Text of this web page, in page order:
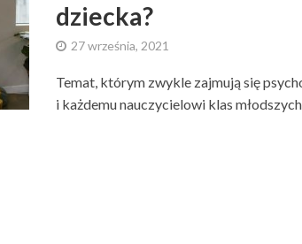
dziecka?
27 września, 2021
Temat, którym zwykle zajmują się
i każdemu nauczycielowi klas